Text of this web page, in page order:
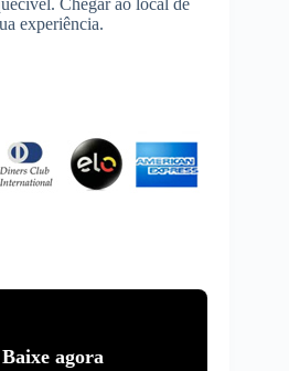
Chegar ao local de
experiência.
Baixe agora